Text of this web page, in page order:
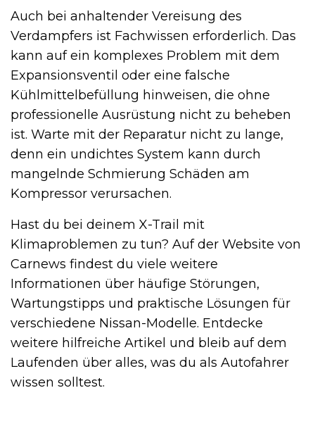
Auch bei anhaltender Vereisung des
Verdampfers ist Fachwissen erforderlich. Das
kann auf ein komplexes Problem mit dem
Expansionsventil oder eine falsche
Kühlmittelbefüllung hinweisen, die ohne
professionelle Ausrüstung nicht zu beheben
ist. Warte mit der Reparatur nicht zu lange,
denn ein undichtes System kann durch
mangelnde Schmierung Schäden am
Kompressor verursachen.
Hast du bei deinem X-Trail mit
Klimaproblemen zu tun? Auf der Website von
Carnews findest du viele weitere
Informationen über häufige Störungen,
Wartungstipps und praktische Lösungen für
verschiedene Nissan-Modelle. Entdecke
weitere hilfreiche Artikel und bleib auf dem
Laufenden über alles, was du als Autofahrer
wissen solltest.